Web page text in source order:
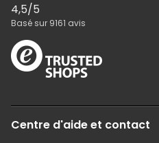
4,5/5
Basé sur 9161 avis
Centre d'aide et contact